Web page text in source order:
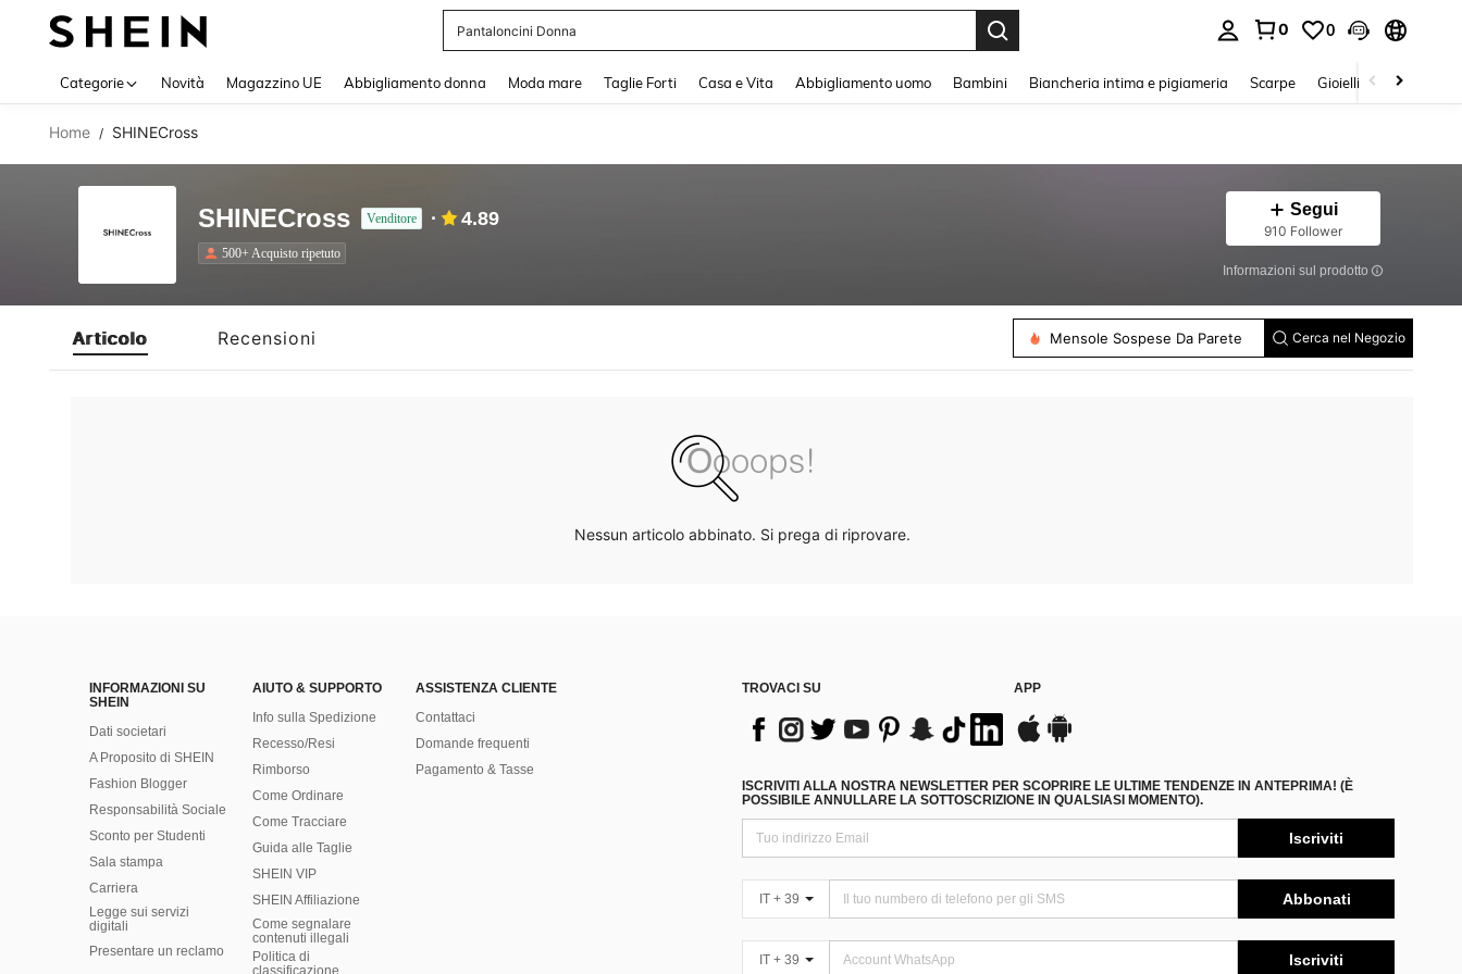
Pantaloncini Donna
0 0
Categorie Novità Magazzino UE Abbigliamento donna Moda mare Taglie Forti Casa e Vita Abbigliamento uomo Bambini Biancheria intima e pigiameria Scarpe Gioielli E Accessori
Home / SHINECross
SHINECross Venditore 4.89
500+ Acquisto ripetuto
Segui
910 Follower
Informazioni sul prodotto
Articolo Recensioni Mensole Sospese Da Parete Cerca nel Negozio
Nessun articolo abbinato. Si prega di riprovare.
INFORMAZIONI SU
SHEIN
Dati societari
A Proposito di SHEIN
Fashion Blogger
Responsabilità Sociale
Sconto per Studenti
Sala stampa
Carriera
Legge sui servizi
digitali
Presentare un reclamo
AIUTO & SUPPORTO
Info sulla Spedizione
Recesso/Resi
Rimborso
Come Ordinare
Come Tracciare
Guida alle Taglie
SHEIN VIP
SHEIN Affiliazione
Come segnalare
contenuti illegali
Politica di
classificazione
ASSISTENZA CLIENTE
Contattaci
Domande frequenti
Pagamento & Tasse
TROVACI SU APP
ISCRIVITI ALLA NOSTRA NEWSLETTER PER SCOPRIRE LE ULTIME TENDENZE IN ANTEPRIMA! (È
POSSIBILE ANNULLARE LA SOTTOSCRIZIONE IN QUALSIASI MOMENTO).
Iscriviti
IT + 39 Abbonati
IT + 39 Iscriviti